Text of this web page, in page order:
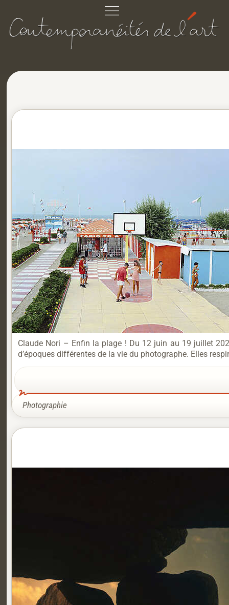
Claude Nori – Enfin la plage ! Du 12 juin au 19 juillet
d’époques différentes de la vie du photographe. Elles
Photographie